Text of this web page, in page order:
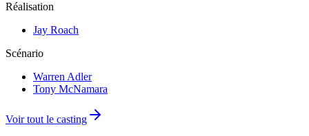
Réalisation
Jay Roach
Scénario
Warren Adler
Tony McNamara
Voir tout le casting